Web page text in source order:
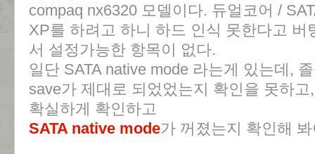
compaq nx6320 모델이다. 듀얼코어 /
XP를 하려고 하니 하드 인식 못한다고
서 설정가능한 항목이 없다.
일단 SATA native mode 라는게 있는데,
save가 제대로 되었었는지 확인을 못하
확실하게 확인하고
SATA native mode가 꺼졌는지 확인해